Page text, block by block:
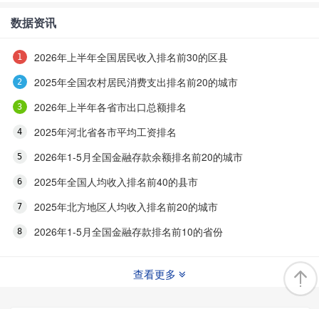
数据资讯
2026年上半年全国居民收入排名前30的区县
2025年全国农村居民消费支出排名前20的城市
2026年上半年各省市出口总额排名
2025年河北省各市平均工资排名
2026年1-5月全国金融存款余额排名前20的城市
2025年全国人均收入排名前40的县市
2025年北方地区人均收入排名前20的城市
2026年1-5月全国金融存款排名前10的省份
查看更多